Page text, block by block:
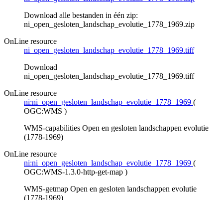
Download alle bestanden in één zip:
ni_open_gesloten_landschap_evolutie_1778_1969.zip
OnLine resource
ni_open_gesloten_landschap_evolutie_1778_1969.tiff
Download
ni_open_gesloten_landschap_evolutie_1778_1969.tiff
OnLine resource
ni:ni_open_gesloten_landschap_evolutie_1778_1969 (
OGC:WMS )
WMS-capabilities Open en gesloten landschappen evolutie
(1778-1969)
OnLine resource
ni:ni_open_gesloten_landschap_evolutie_1778_1969 (
OGC:WMS-1.3.0-http-get-map )
WMS-getmap Open en gesloten landschappen evolutie
(1778-1969)